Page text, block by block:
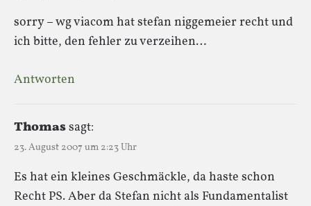
sorry – wg viacom hat stefan niggemeier recht und
ich bitte, den fehler zu verzeihen…
Antworten
Thomassagt:
23. August 2007 um 2:23 Uhr
Es hat ein kleines Geschmäckle, da haste schon
Recht PS. Aber da Stefan nicht als Fundamentalist